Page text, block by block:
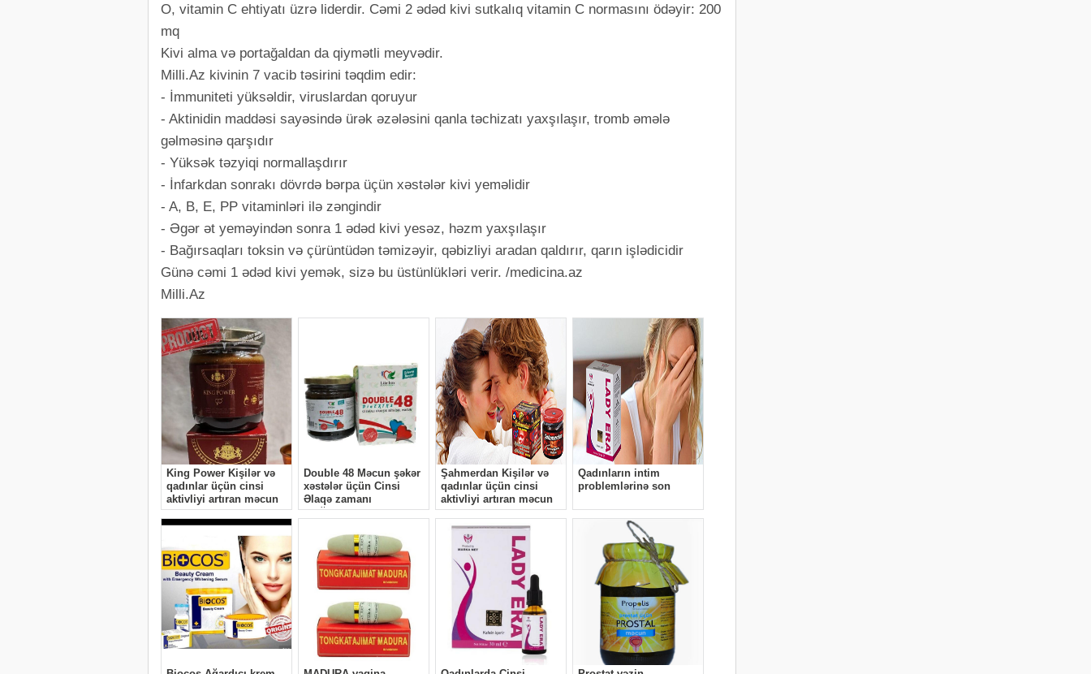
O, vitamin C ehtiyatı üzrə liderdir. Cəmi 2 ədəd kivi sutkalıq vitamin C normasını ödəyir: 200
mq
Kivi alma və portağaldan da qiymətli meyvədir.
Milli.Az kivinin 7 vacib təsirini təqdim edir:
- İmmuniteti yüksəldir, viruslardan qoruyur
- Aktinidin maddəsi sayəsində ürək əzələsini qanla təchizatı yaxşılaşır, tromb əmələ
gəlməsinə qarşıdır
- Yüksək təzyiqi normallaşdırır
- İnfarkdan sonrakı dövrdə bərpa üçün xəstələr kivi yeməlidir
- A, B, E, PP vitaminləri ilə zəngindir
- Əgər ət yeməyindən sonra 1 ədəd kivi yesəz, həzm yaxşılaşır
- Bağırsaqları toksin və çürüntüdən təmizəyir, qəbizliyi aradan qaldırır, qarın işlədicidir
Günə cəmi 1 ədəd kivi yemək, sizə bu üstünlükləri verir. /medicina.az
Milli.Az